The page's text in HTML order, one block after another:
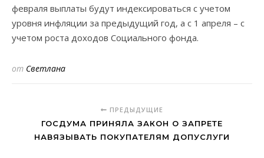
февраля выплаты будут индексироваться с учетом
уровня инфляции за предыдущий год, а с 1 апреля – с
учетом роста доходов Социального фонда.
от Светлана
ПРЕДЫДУЩИЕ
ГОСДУМА ПРИНЯЛА ЗАКОН О ЗАПРЕТЕ
НАВЯЗЫВАТЬ ПОКУПАТЕЛЯМ ДОПУСЛУГИ